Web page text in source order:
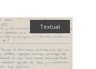
Textual